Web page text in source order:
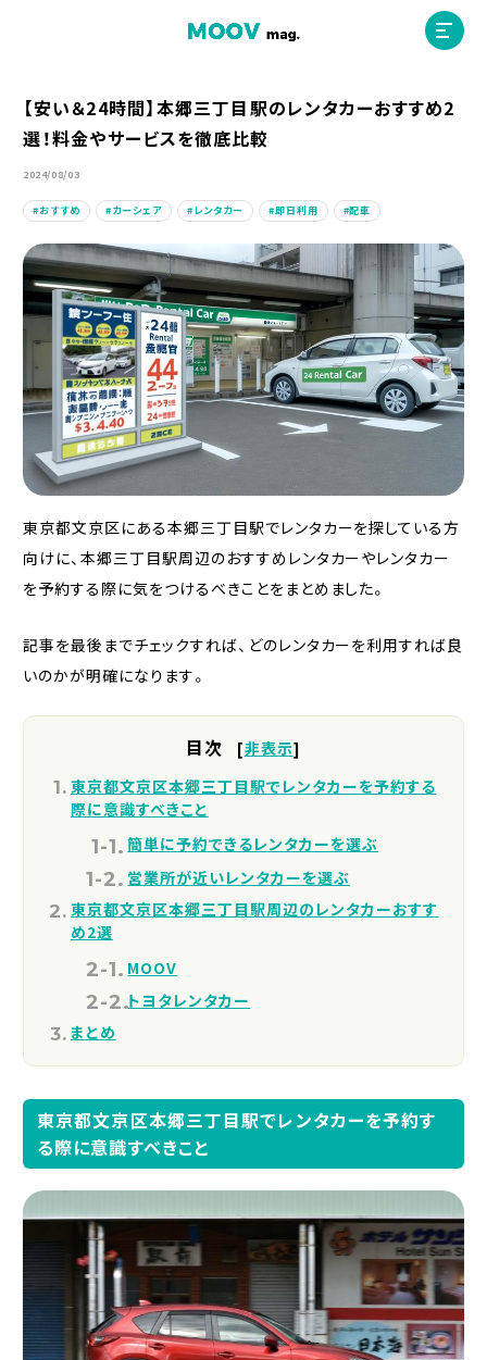
ホーム
MOOVマガジン利用規約
お問合せ
人材募集（ライター、配車スタッフ、デザイナー）
【安い＆24時間】本郷三丁目駅のレンタカーおすすめ2
選！料金やサービスを徹底比較
2024/08/03
おすすめ カーシェア レンタカー 即日利用 配車
東京都文京区にある本郷三丁目駅でレンタカーを探している方
向けに、本郷三丁目駅周辺のおすすめレンタカーやレンタカー
を予約する際に気をつけるべきことをまとめました。
記事を最後までチェックすれば、どのレンタカーを利用すれば良
いのかが明確になります。
目次 [非表示]
東京都文京区本郷三丁目駅でレンタカーを予約する
際に意識すべきこと
簡単に予約できるレンタカーを選ぶ
営業所が近いレンタカーを選ぶ
東京都文京区本郷三丁目駅周辺のレンタカーおすす
め2選
MOOV
トヨタレンタカー
まとめ
東京都文京区本郷三丁目駅でレンタカーを予約す
る際に意識すべきこと